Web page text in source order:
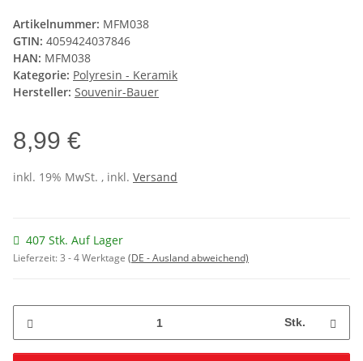
Artikelnummer: MFM038
GTIN: 4059424037846
HAN: MFM038
Kategorie: Polyresin - Keramik
Hersteller: Souvenir-Bauer
8,99 €
inkl. 19% MwSt. , inkl. Versand
407 Stk. Auf Lager
Lieferzeit:3 - 4 Werktage (DE - Ausland abweichend)
Stk.